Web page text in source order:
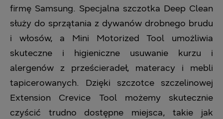
firmę Samsung. Specjalna szczotka Deep Clean
służy do sprzątania z dywanów drobnego brudu
i włosów, a Mini Motorized Tool umożliwia
skuteczne i higieniczne usuwanie kurzu i
alergenów z prześcieradeł, materacy i mebli
tapicerowanych. Dzięki szczotce szczelinowej
Extension Crevice Tool możemy skutecznie
czyścić trudno dostępne miejsca, takie jak